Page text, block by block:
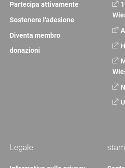
Partecipa attivamente
Sostenere l'adesione
Diventa membro
donazioni
Legale